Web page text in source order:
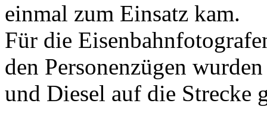
einmal zum Einsatz kam.
Für die
den Personenzügen
und Diesel auf die Strecke